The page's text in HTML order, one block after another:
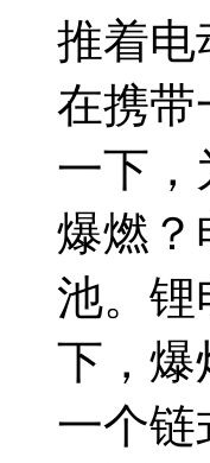
推着电
在携带
一下，
爆燃？
池。锂
下，爆
一个链